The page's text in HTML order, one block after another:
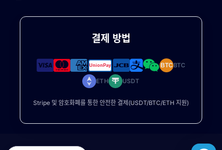
결제 방법
BTCBTC
ETH USDT
Stripe 및 암호화폐를 통한 안전한 결제(USDT/BTC/ETH 지원)